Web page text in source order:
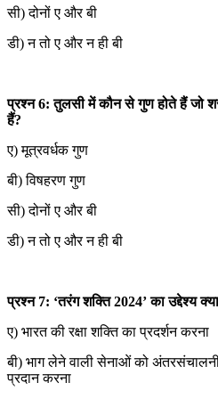
सी) दोनों ए और बी
डी) न तो ए और न ही बी
प्रश्न 6: तुलसी में कौन से गुण होते हैं जो
हैं?
ए) मूत्रवर्धक गुण
बी) विषहरण गुण
सी) दोनों ए और बी
डी) न तो ए और न ही बी
प्रश्न 7: ‘तरंग शक्ति 2024’ का उद्देश्य
ए) भारत की रक्षा शक्ति का प्रदर्शन करना
बी) भाग लेने वाली सेनाओं को
प्रदान करना